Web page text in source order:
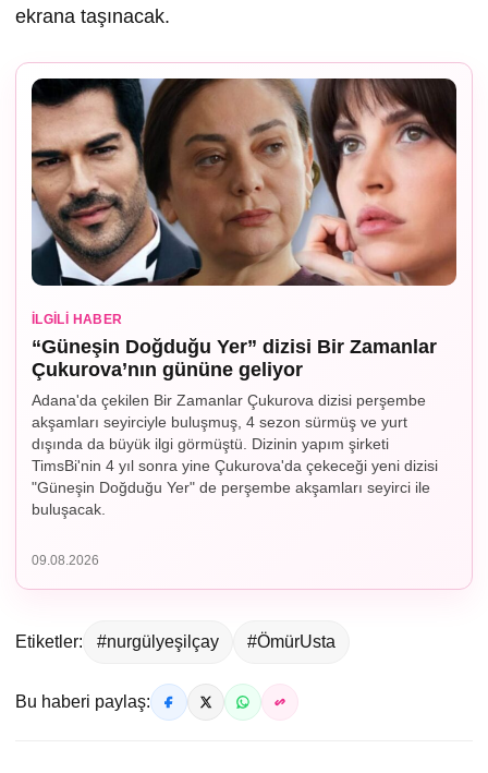
ekrana taşınacak.
İLGILI HABER
“Güneşin Doğduğu Yer” dizisi Bir Zamanlar
Çukurova’nın gününe geliyor
Adana'da çekilen Bir Zamanlar Çukurova dizisi perşembe
akşamları seyirciyle buluşmuş, 4 sezon sürmüş ve yurt
dışında da büyük ilgi görmüştü. Dizinin yapım şirketi
TimsBi'nin 4 yıl sonra yine Çukurova'da çekeceği yeni dizisi
"Güneşin Doğduğu Yer" de perşembe akşamları seyirci ile
buluşacak.
09.08.2026
Etiketler: #nurgülyeşilçay #ÖmürUsta
Bu haberi paylaş: